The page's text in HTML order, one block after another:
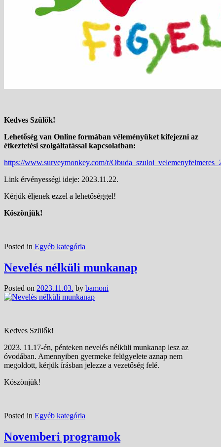
Kedves Szülők!
Lehetőség van Online formában véleményüket kifejezni az
étkeztetési szolgáltatással kapcsolatban:
https://www.surveymonkey.com/r/
Link érvényességi ideje: 2023.11.22.
Kérjük éljenek ezzel a lehetőséggel!
Köszönjük!
Posted in Egyéb kategória
Nevelés nélküli munkanap
Posted on 2023.11.03. by bamoni
Kedves Szülők!
2023. 11.17-én, pénteken nevelés nélküli munkanap lesz az
óvodában. Amennyiben gyermeke felügyelete aznap nem
megoldott, kérjük írásban jelezze a vezetőség felé.
Köszönjük!
Posted in Egyéb kategória
Novemberi programok